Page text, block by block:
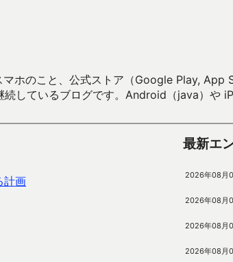
ホのこと、公式ストア（Google Play, App
しているブログです。Android（java）や
計画
最新エ
2026年08月
2026年08月
2026年08月
2026年08月